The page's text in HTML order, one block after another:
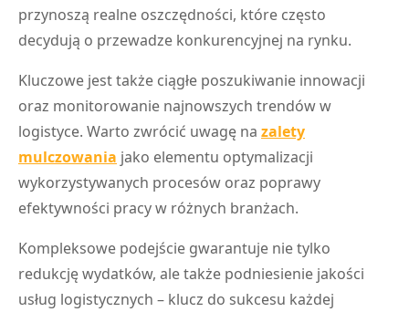
przynoszą realne oszczędności, które często
decydują o przewadze konkurencyjnej na rynku.
Kluczowe jest także ciągłe poszukiwanie innowacji
oraz monitorowanie najnowszych trendów w
logistyce. Warto zwrócić uwagę na zalety
mulczowania jako elementu optymalizacji
wykorzystywanych procesów oraz poprawy
efektywności pracy w różnych branżach.
Kompleksowe podejście gwarantuje nie tylko
redukcję wydatków, ale także podniesienie jakości
usług logistycznych – klucz do sukcesu każdej